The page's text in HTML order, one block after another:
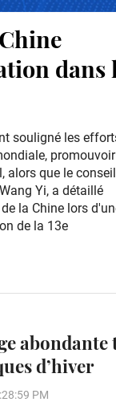
dans
souligné les
alors que le
Yi, a détaillé
la Chine lors
de la 13e
d’hiver
PM